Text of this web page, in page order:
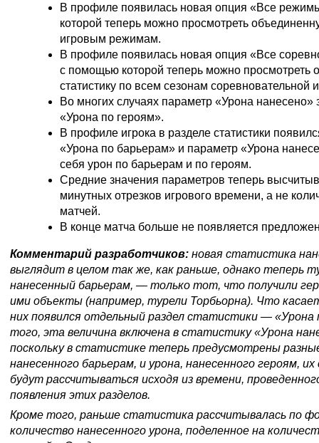
В профиле появилась новая опция «Все
которой теперь можно просмотреть
игровым режимам.
В профиле появилась новая опция «Все
с помощью которой теперь можно просмотреть
статистику по всем сезонам соревновательной
Во многих случаях параметр «Урона
«Урона по героям».
В профиле игрока в разделе статистики
«Урона по барьерам» и параметр «Урона
себя урон по барьерам и по героям.
Средние значения параметров теперь
минутных отрезков игрового времени, а не
матчей.
В конце матча больше не появляется
Комментарий разработчиков: новая статистика
выглядит в целом так же, как раньше, однако теперь
нанесенный барьерам, — только тот, что получили
ими объекты (например, турели Торбьорна). Что
них появился отдельный раздел статистики — «Урона
того, эта величина включена в статистику «Урона
поскольку в статистике теперь предусмотрены
нанесенного барьерам, и урона, нанесенного героям, их
будут рассчитываться исходя из времени,
появления этих разделов.
Кроме того, раньше статистика рассчитывалась по
количество нанесенного урона, поделенное на